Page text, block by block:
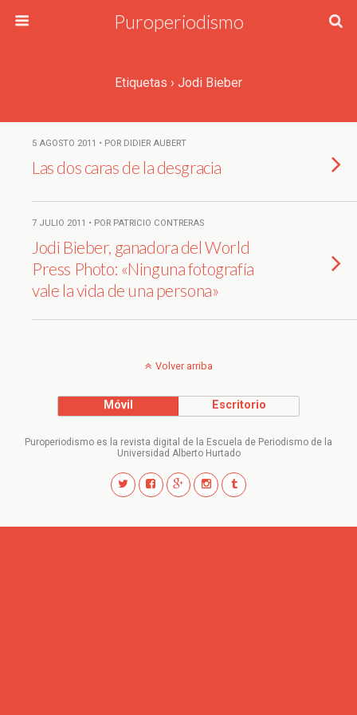
Puroperiodismo
Etiquetas › Jodi Bieber
5 AGOSTO 2011 • POR DIDIER AUBERT
Las dos caras de la desgracia
7 JULIO 2011 • POR PATRICIO CONTRERAS
Jodi Bieber, ganadora del World
Press Photo: «Ninguna fotografía
vale la vida de una persona»
Volver arriba
Móvil Escritorio
Puroperiodismo es la revista digital de la Escuela de Periodismo de la
Universidad Alberto Hurtado